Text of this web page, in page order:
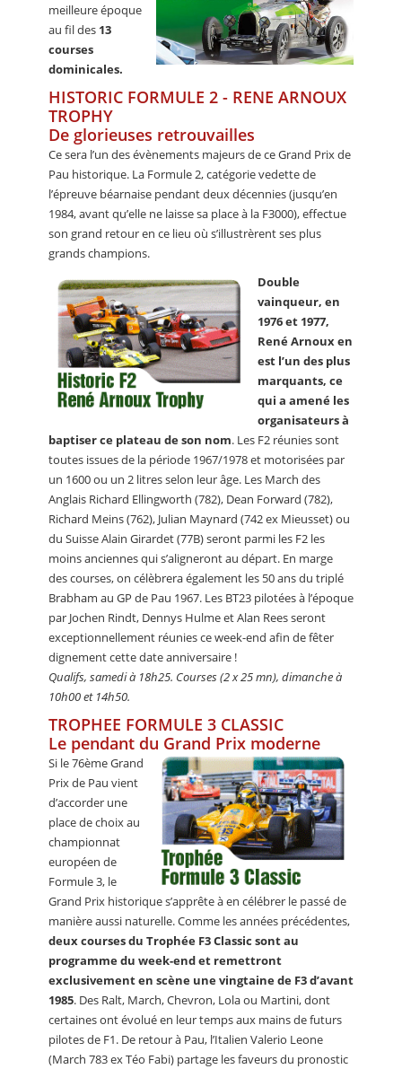
meilleure époque
au fil des 13
courses
dominicales.
HISTORIC FORMULE 2 - RENE ARNOUX
TROPHY
De glorieuses retrouvailles
Ce sera l’un des évènements majeurs de ce Grand Prix de
Pau historique. La Formule 2, catégorie vedette de
l’épreuve béarnaise pendant deux décennies (jusqu’en
1984, avant qu’elle ne laisse sa place à la F3000), effectue
son grand retour en ce lieu où s’illustrèrent ses plus
grands champions.
Double
vainqueur, en
1976 et 1977,
René Arnoux en
est l’un des plus
marquants, ce
qui a amené les
organisateurs à
baptiser ce plateau de son nom. Les F2 réunies sont
toutes issues de la période 1967/1978 et motorisées par
un 1600 ou un 2 litres selon leur âge. Les March des
Anglais Richard Ellingworth (782), Dean Forward (782),
Richard Meins (762), Julian Maynard (742 ex Mieusset) ou
du Suisse Alain Girardet (77B) seront parmi les F2 les
moins anciennes qui s’aligneront au départ. En marge
des courses, on célèbrera également les 50 ans du triplé
Brabham au GP de Pau 1967. Les BT23 pilotées à l’époque
par Jochen Rindt, Dennys Hulme et Alan Rees seront
exceptionnellement réunies ce week-end afin de fêter
dignement cette date anniversaire !
Qualifs, samedi à 18h25. Courses (2 x 25 mn), dimanche à
10h00 et 14h50.
TROPHEE FORMULE 3 CLASSIC
Le pendant du Grand Prix moderne
Si le 76ème Grand
Prix de Pau vient
d’accorder une
place de choix au
championnat
européen de
Formule 3, le
Grand Prix historique s’apprête à en célébrer le passé de
manière aussi naturelle. Comme les années précédentes,
deux courses du Trophée F3 Classic sont au
programme du week-end et remettront
exclusivement en scène une vingtaine de F3 d’avant
1985. Des Ralt, March, Chevron, Lola ou Martini, dont
certaines ont évolué en leur temps aux mains de futurs
pilotes de F1. De retour à Pau, l’Italien Valerio Leone
(March 783 ex Téo Fabi) partage les faveurs du pronostic